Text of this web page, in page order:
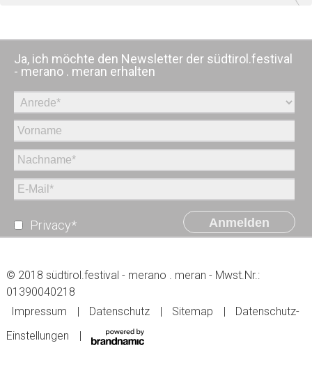
Ja, ich möchte den Newsletter der südtirol.festival
- merano . meran erhalten
Privacy* Anmelden
© 2018 südtirol.festival - merano . meran - Mwst.Nr.:
01390040218
Impressum
Datenschutz Sitemap
Datenschutz-
Einstellungen